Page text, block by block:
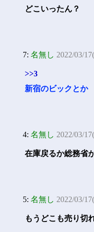
どこいったん？
7: 名無し 2022/03/
>>3
新宿のビックとか
4: 名無し 2022/03/
在庫戻るか総務省
5: 名無し 2022/03/
もうどこも売り切